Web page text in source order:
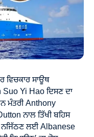
ਵਿਚਕਾਰ ਸਾਊਥ
Suo Yi Hao ਦਿਸਣ ਦਾ
ਮੰਤਰੀ Anthony
ਨਾਲ ਤਿੱਖੀ ਬਹਿਸ
ਨਜਿੱਠਣ ਲਈ Albanese